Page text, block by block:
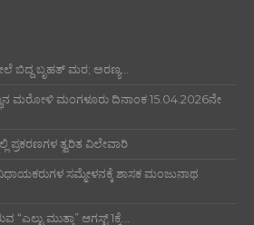
ಬಿದ್ದ ಬೃಹತ್ ಮರ; ಅರಣ್ಯ...
ಮರೋಳಿ ಮಂಗಳೂರು ದಿನಾಂಕ 15.04.2026ನೇ
ತ್ವರಿತ ವಿಲೇವಾರಿ
ಸಮ್ಮೇಳನಕ್ಕೆ ಶಾಸಕ ಮಂಜುನಾಥ
ಮುತ್ತಾ” ಆಗಸ್ಟ್ 1ಕ್ಕೆ...